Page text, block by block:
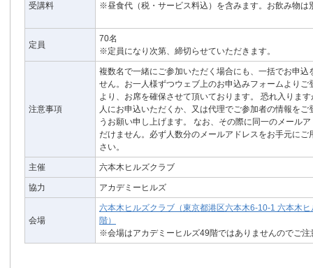
受講料
※昼食代（税・サービス料込）を含みます。お飲み物は
定員
70名
※定員になり次第、締切らせていただきます。
注意事項
複数名で一緒にご参加いただく場合にも、一括でお申込
せん。お一人様ずつウェブ上のお申込みフォームよりご
より、お席を確保させて頂いております。 恐れ入りま
人にお申込いただくか、又は代理でご参加者の情報をご
うお願い申し上げます。 なお、その際に同一のメール
だけません。必ず人数分のメールアドレスをお手元にご
さい。
主催 六本木ヒルズクラブ
協力 アカデミーヒルズ
会場
六本木ヒルズクラブ（東京都港区六本木6-10-1 六本木
階）
※会場はアカデミーヒルズ49階ではありませんのでご注